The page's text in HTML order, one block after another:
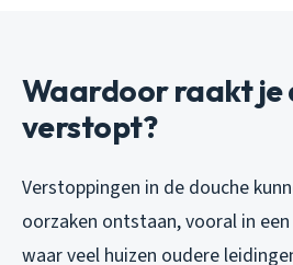
Waardoor raakt je
verstopt?
Verstoppingen in de douche
oorzaken ontstaan, vooral in
waar veel huizen oudere